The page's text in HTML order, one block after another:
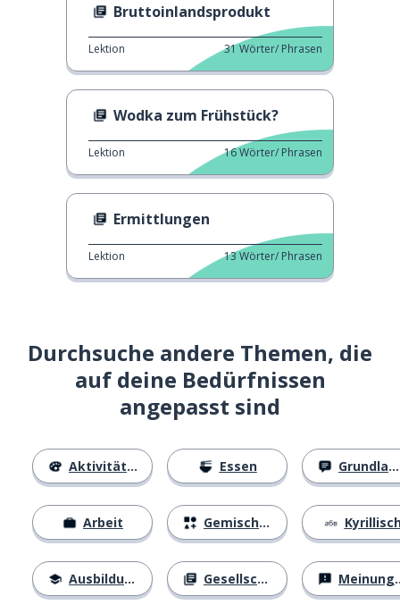
Bruttoinlandsprodukt
Lektion 31Wörter/ Phrasen
Wodka zum Frühstück?
Lektion 16Wörter/ Phrasen
Ermittlungen
Lektion 13Wörter/ Phrasen
Durchsuche andere Themen, die
auf deine Bedürfnissen
angepasst sind
Aktivitäten
Arbeit
Ausbildung
Essen
Gemischtes
Gesellschaft
Grundlagen
Meinungen